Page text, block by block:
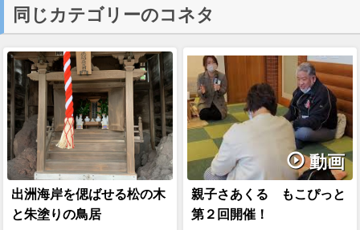
同じカテゴリーのコネタ
出洲海岸を偲ばせる松の木
と朱塗りの鳥居
動画
親子さあくる もこぴっと
第２回開催！